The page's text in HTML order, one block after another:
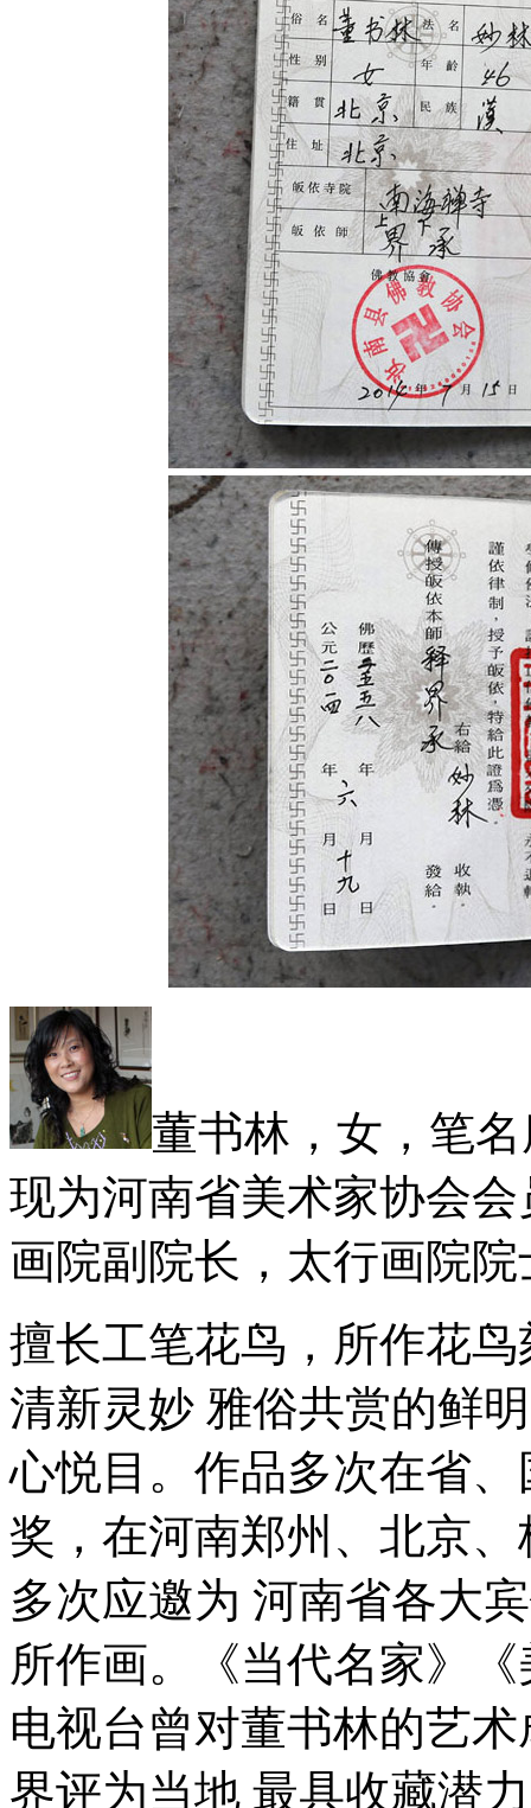
董书林，女，笔
现为河南省美术家协会
画院副院长，太行画院院
擅长工笔花鸟，所作花
清新灵妙 雅俗共赏的鲜
心悦目。作品多次在省
奖，在河南郑州、北京
多次应邀为 河南省各大
所作画。《当代名家》
电视台曾对董书林的艺
界评为当地 最具收藏潜